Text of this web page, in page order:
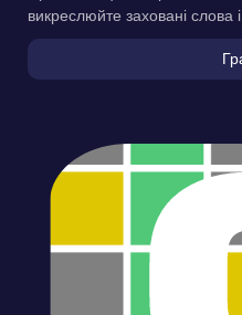
викреслюйте заховані слова